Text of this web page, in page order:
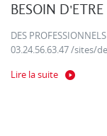
BESOIN
DES
03.24.56.63.47 /sites/
Lire la suite